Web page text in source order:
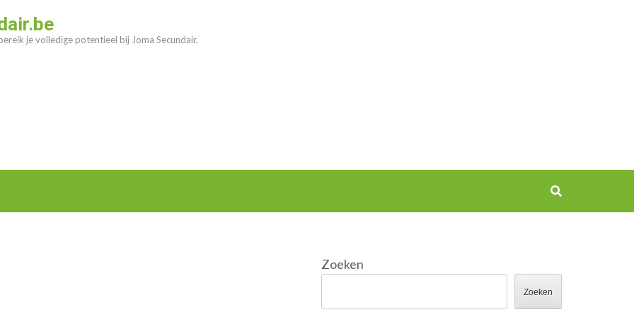
je volledige potentieel bij Joma Secundair.
Zoeken
Zoeken